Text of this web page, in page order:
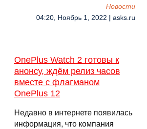
Новости
04:20, Ноябрь 1, 2022 | asks.ru
OnePlus Watch 2 готовы к
анонсу, ждём релиз часов
вместе с флагманом
OnePlus 12
Недавно в интернете появилась
информация, что компания